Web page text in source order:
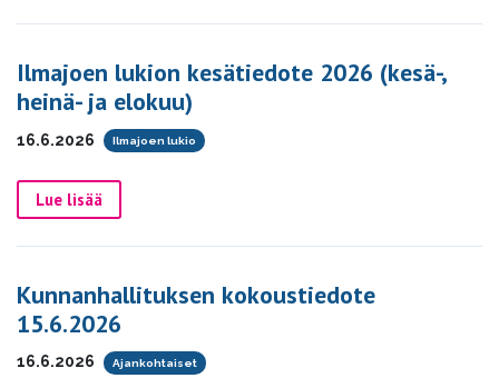
Ilmajoen lukion kesätiedote 2026 (kesä-,
heinä- ja elokuu)
16.6.2026 Ilmajoen lukio
Lue lisää
Kunnanhallituksen kokoustiedote
15.6.2026
16.6.2026 Ajankohtaiset